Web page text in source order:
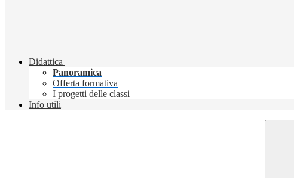
Didattica
Panoramica
Offerta formativa
I progetti delle classi
Info utili